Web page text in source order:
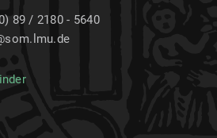
89 / 2180 - 5640